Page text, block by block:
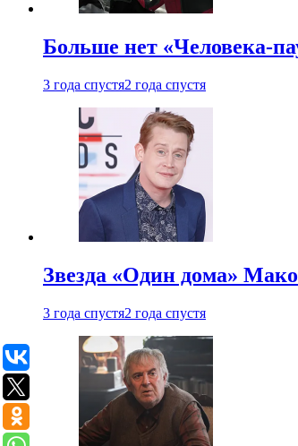
Больше нет «Человека-
3 года спустя2 года спустя
Звезда «Один дома»
3 года спустя2 года спустя